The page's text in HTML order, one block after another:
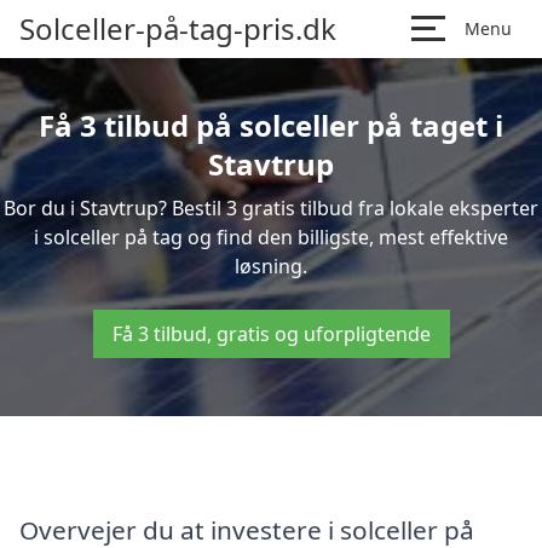
Solceller-på-tag-pris.dk Menu
Få 3 tilbud på solceller på taget i
Stavtrup
Bor du i Stavtrup? Bestil 3 gratis tilbud fra lokale eksperter
i solceller på tag og find den billigste, mest effektive
løsning.
Få 3 tilbud, gratis og uforpligtende
Overvejer du at investere i solceller på